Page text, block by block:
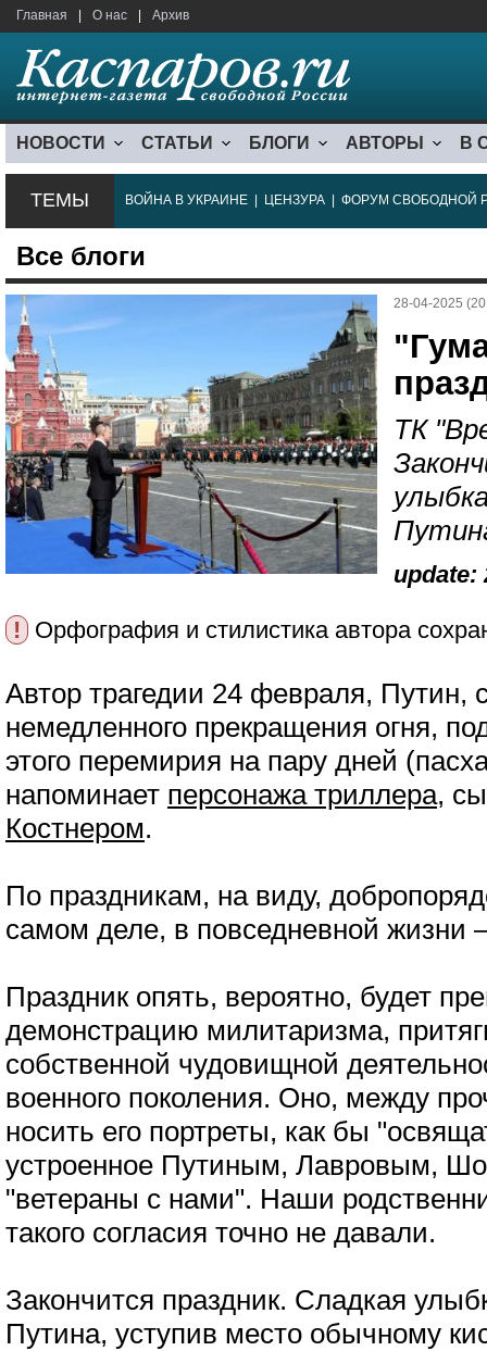
Главная О нас Архив
НОВОСТИ СТАТЬИ БЛОГИ АВТОРЫ В
ТЕМЫ ВОЙНА В УКРАИНЕ ЦЕНЗУРА ФОРУМ СВОБОДНОЙ
Все блоги
28-04-2025
ТК
update:
! Орфография и стилистика автора
Автор трагедии 24 февраля, Путин,
немедленного прекращения огня,
этого перемирия на пару дней
напоминает персонажа триллера,
Костнером.
По праздникам, на виду,
самом деле, в повседневной жизни
Праздник опять, вероятно, будет
демонстрацию милитаризма,
собственной чудовищной
военного поколения. Оно, между
носить его портреты, как бы
устроенное Путиным, Лавровым,
"ветераны с нами". Наши
такого согласия точно не давали.
Закончится праздник. Сладкая
Путина, уступив место обычному